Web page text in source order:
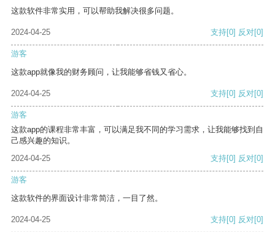
这款软件非常实用，可以帮助我解决很多问题。
2024-04-25 支持[0] 反对[0]
游客
这款app就像我的财务顾问，让我能够省钱又省心。
2024-04-25 支持[0] 反对[0]
游客
这款app的课程非常丰富，可以满足我不同的学习需求，让我能够找到自
己感兴趣的知识。
2024-04-25
支持[0] 反对[0]
游客
这款软件的界面设计非常简洁，一目了然。
2024-04-25 支持[0] 反对[0]